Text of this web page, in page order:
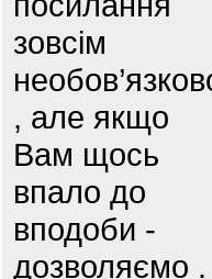
зовсім
, але якщо
Вам щось
впало до
вподоби -
дозволяємо .